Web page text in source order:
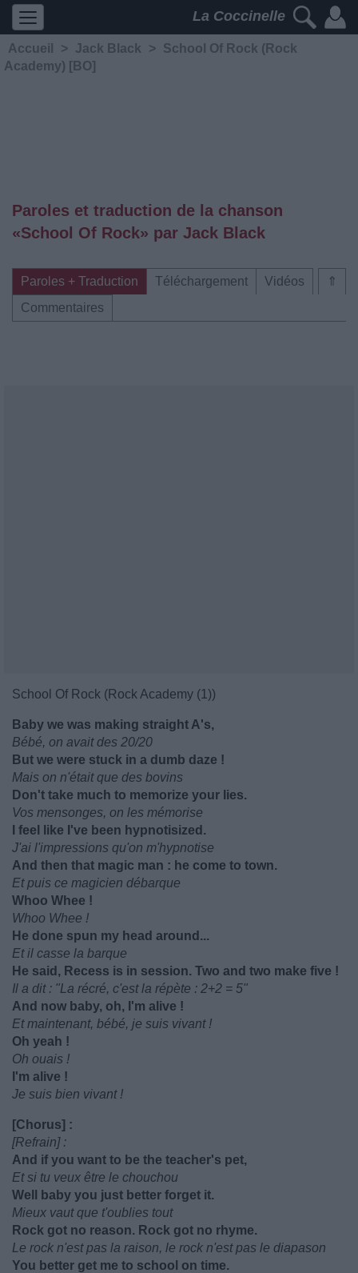
La Coccinelle
Accueil > Jack Black >
School Of Rock (Rock
Academy) [BO]
Paroles et traduction de la chanson
«School Of Rock» par Jack Black
⇑
Paroles + Traduction Téléchargement
Vidéos
Commentaires
School Of Rock (Rock Academy (1))
Baby we was making straight A's,
Bébé, on avait des 20/20
But we were stuck in a dumb daze !
Mais on n'était que des bovins
Don't take much to memorize your lies.
Vos mensonges, on les mémorise
I feel like I've been hypnotisized.
J'ai l'impressions qu'on m'hypnotise
And then that magic man : he come to town.
Et puis ce magicien débarque
Whoo Whee !
Whoo Whee !
He done spun my head around...
Et il casse la barque
He said, Recess is in session. Two and two make five !
Il a dit : "La récré, c'est la répète : 2+2 = 5"
And now baby, oh, I'm alive !
Et maintenant, bébé, je suis vivant !
Oh yeah !
Oh ouais !
I'm alive !
Je suis bien vivant !
[Chorus] :
[Refrain] :
And if you want to be the teacher's pet,
Et si tu veux être le chouchou
Well baby you just better forget it.
Mieux vaut que t'oublies tout
Rock got no reason. Rock got no rhyme.
Le rock n'est pas la raison, le rock n'est pas le diapason
You better get me to school on time.